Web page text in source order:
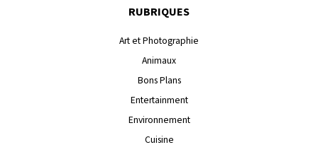
RUBRIQUES
Art et Photographie
Animaux
Bons Plans
Entertainment
Environnement
Cuisine